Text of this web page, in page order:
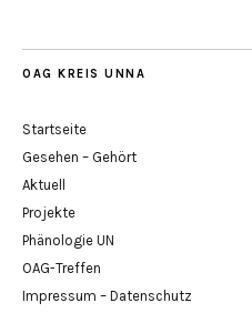
OAG KREIS UNNA
Startseite
Gesehen – Gehört
Aktuell
Projekte
Phänologie UN
OAG-Treffen
Impressum – Datenschutz